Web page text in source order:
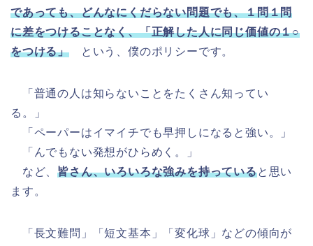
であっても、どんなにくだらない問題でも、１問１問
に差をつけることなく、「正解した人に同じ価値の１○
をつける」 という、僕のポリシーです。
「普通の人は知らないことをたくさん知ってい
る。」
「ペーパーはイマイチでも早押しになると強い。」
「んでもない発想がひらめく。」
など、皆さん、いろいろな強みを持っていると思い
ます。
「長文難問」「短文基本」「変化球」などの傾向が